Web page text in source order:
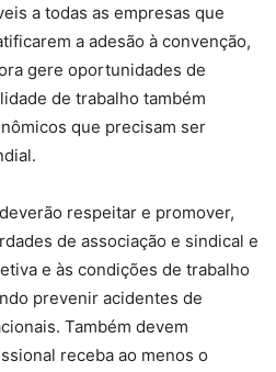
a todas as empresas que
a adesão à convenção,
gere oportunidades de
de trabalho também
que precisam ser
respeitar e promover,
de associação e sindical e
e às condições de trabalho
prevenir acidentes de
Também devem
receba ao menos o